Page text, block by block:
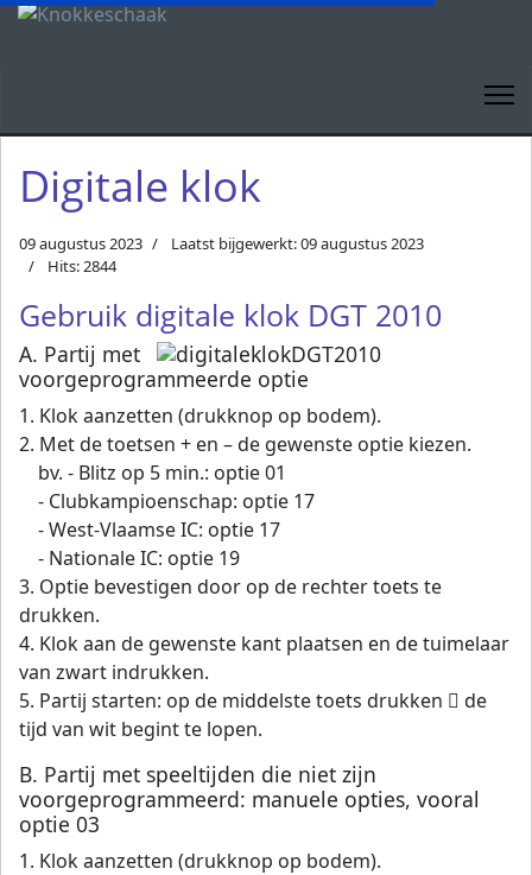
Digitale klok
09 augustus 2023
Laatst bijgewerkt: 09 augustus 2023
Hits: 2844
Gebruik digitale klok DGT 2010
A. Partij met
voorgeprogrammeerde optie
1. Klok aanzetten (drukknop op bodem).
2. Met de toetsen + en – de gewenste optie kiezen.
bv. - Blitz op 5 min.: optie 01
- Clubkampioenschap: optie 17
- West-Vlaamse IC: optie 17
- Nationale IC: optie 19
3. Optie bevestigen door op de rechter toets te
drukken.
4. Klok aan de gewenste kant plaatsen en de tuimelaar
van zwart indrukken.
5. Partij starten: op de middelste toets drukken  de
tijd van wit begint te lopen.
B. Partij met speeltijden die niet zijn
voorgeprogrammeerd: manuele opties, vooral
optie 03
1. Klok aanzetten (drukknop op bodem).